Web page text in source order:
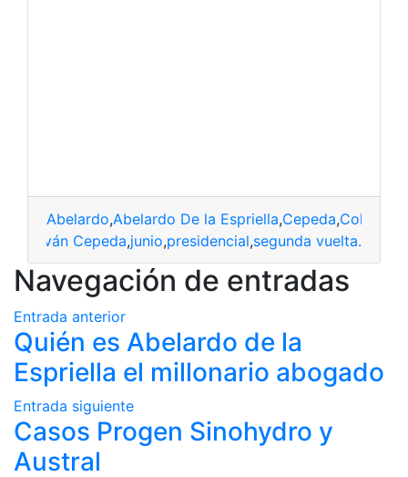
Abelardo,Abelardo De la Espriella,Cepeda,Colombia
Iván Cepeda,junio,presidencial,segunda vuelta.
Navegación de entradas
Entrada anterior
Quién es Abelardo de la
Espriella el millonario abogado
Entrada siguiente
Casos Progen Sinohydro y
Austral